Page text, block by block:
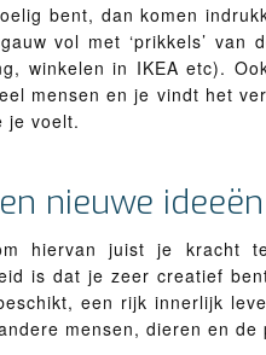
bent, dan komen
vol met ‘prikkels’ van
winkelen in IKEA etc).
mensen en je vindt het
je voelt.
nieuwe ideeën
hiervan juist je kracht
is dat je zeer creatief
een rijk innerlijk
mensen, dieren en de